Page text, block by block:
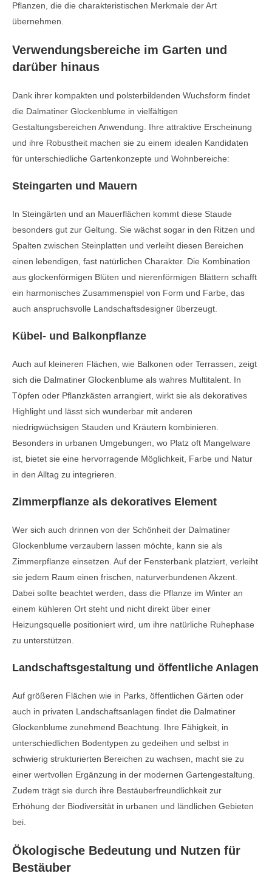
Pflanzen, die die charakteristischen Merkmale der Art
übernehmen.
Verwendungsbereiche im Garten und
darüber hinaus
Dank ihrer kompakten und polsterbildenden Wuchsform findet
die Dalmatiner Glockenblume in vielfältigen
Gestaltungsbereichen Anwendung. Ihre attraktive Erscheinung
und ihre Robustheit machen sie zu einem idealen Kandidaten
für unterschiedliche Gartenkonzepte und Wohnbereiche:
Steingarten und Mauern
In Steingärten und an Mauerflächen kommt diese Staude
besonders gut zur Geltung. Sie wächst sogar in den Ritzen und
Spalten zwischen Steinplatten und verleiht diesen Bereichen
einen lebendigen, fast natürlichen Charakter. Die Kombination
aus glockenförmigen Blüten und nierenförmigen Blättern schafft
ein harmonisches Zusammenspiel von Form und Farbe, das
auch anspruchsvolle Landschaftsdesigner überzeugt.
Kübel- und Balkonpflanze
Auch auf kleineren Flächen, wie Balkonen oder Terrassen, zeigt
sich die Dalmatiner Glockenblume als wahres Multitalent. In
Töpfen oder Pflanzkästen arrangiert, wirkt sie als dekoratives
Highlight und lässt sich wunderbar mit anderen
niedrigwüchsigen Stauden und Kräutern kombinieren.
Besonders in urbanen Umgebungen, wo Platz oft Mangelware
ist, bietet sie eine hervorragende Möglichkeit, Farbe und Natur
in den Alltag zu integrieren.
Zimmerpflanze als dekoratives Element
Wer sich auch drinnen von der Schönheit der Dalmatiner
Glockenblume verzaubern lassen möchte, kann sie als
Zimmerpflanze einsetzen. Auf der Fensterbank platziert, verleiht
sie jedem Raum einen frischen, naturverbundenen Akzent.
Dabei sollte beachtet werden, dass die Pflanze im Winter an
einem kühleren Ort steht und nicht direkt über einer
Heizungsquelle positioniert wird, um ihre natürliche Ruhephase
zu unterstützen.
Landschaftsgestaltung und öffentliche Anlagen
Auf größeren Flächen wie in Parks, öffentlichen Gärten oder
auch in privaten Landschaftsanlagen findet die Dalmatiner
Glockenblume zunehmend Beachtung. Ihre Fähigkeit, in
unterschiedlichen Bodentypen zu gedeihen und selbst in
schwierig strukturierten Bereichen zu wachsen, macht sie zu
einer wertvollen Ergänzung in der modernen Gartengestaltung.
Zudem trägt sie durch ihre Bestäuberfreundlichkeit zur
Erhöhung der Biodiversität in urbanen und ländlichen Gebieten
bei.
Ökologische Bedeutung und Nutzen für
Bestäuber